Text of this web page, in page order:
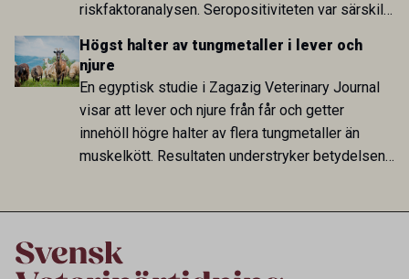
riskfaktoranalysen. Seropositiviteten var särskilt
hög i Zarqa och statistiskt kopplad till bland
annat stallhållning. Resultaten visar att hästarna
har exponerats för parasiten – men inte att de
fungerar som reservoarer eller bidrar till
smittspridning.
Högst halter av tungmetaller i lever och
njure
En egyptisk studie i Zagazig Veterinary Journal
visar att lever och njure från får och getter
innehöll högre halter av flera tungmetaller än
muskelkött. Resultaten understryker betydelsen